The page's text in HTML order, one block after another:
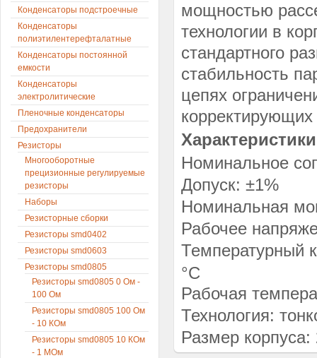
мощностью
технологии в
стандартного
стабильность
цепях
Номинальное
Допуск: ±1%
Номинальная
Рабочее
Температурный
°C
Рабочая
Технология:
Размер
Конденсаторы подстроечные
Конденсаторы
полиэтилентерефталатные
Конденсаторы постоянной
емкости
Конденсаторы
электролитические
Пленочные конденсаторы
Предохранители
Резисторы
Многооборотные
прецизионные регулируемые
резисторы
Наборы
Резисторные сборки
Резисторы smd0402
Резисторы smd0603
Резисторы smd0805
Резисторы smd0805 0 Ом -
100 Ом
Резисторы smd0805 100 Ом
- 10 КОм
Резисторы smd0805 10 КОм
- 1 МОм